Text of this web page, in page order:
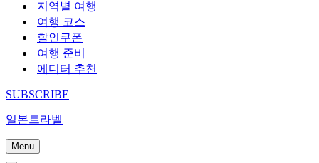
기...
지역별 여행
여행 코스
할인쿠폰
여행 준비
에디터 추천
SUBSCRIBE
일본트라벨
Menu
내